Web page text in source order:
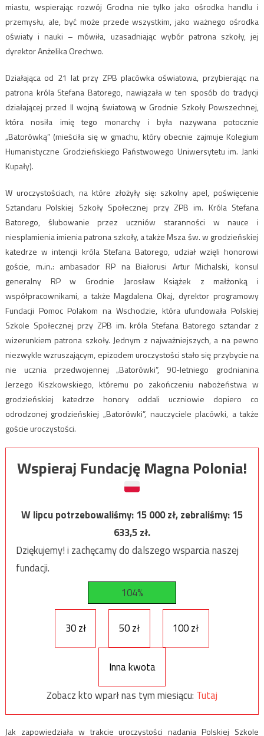
miastu, wspierając rozwój Grodna nie tylko jako ośrodka handlu i
przemysłu, ale, być może przede wszystkim, jako ważnego ośrodka
oświaty i nauki – mówiła, uzasadniając wybór patrona szkoły, jej
dyrektor Anżelika Orechwo.
Działająca od 21 lat przy ZPB placówka oświatowa, przybierając na
patrona króla Stefana Batorego, nawiązała w ten sposób do tradycji
działającej przed II wojną światową w Grodnie Szkoły Powszechnej,
która nosiła imię tego monarchy i była nazywana potocznie
„Batorówką” (mieściła się w gmachu, który obecnie zajmuje Kolegium
Humanistyczne Grodzieńskiego Państwowego Uniwersytetu im. Janki
Kupały).
W uroczystościach, na które złożyły się: szkolny apel, poświęcenie
Sztandaru Polskiej Szkoły Społecznej przy ZPB im. Króla Stefana
Batorego, ślubowanie przez uczniów staranności w nauce i
niesplamienia imienia patrona szkoły, a także Msza św. w grodzieńskiej
katedrze w intencji króla Stefana Batorego, udział wzięli honorowi
goście, m.in.: ambasador RP na Białorusi Artur Michalski, konsul
generalny RP w Grodnie Jarosław Książek z małżonką i
współpracownikami, a także Magdalena Okaj, dyrektor programowy
Fundacji Pomoc Polakom na Wschodzie, która ufundowała Polskiej
Szkole Społecznej przy ZPB im. króla Stefana Batorego sztandar z
wizerunkiem patrona szkoły. Jednym z najważniejszych, a na pewno
niezwykle wzruszającym, epizodem uroczystości stało się przybycie na
nie ucznia przedwojennej „Batorówki”, 90-letniego grodnianina
Jerzego Kiszkowskiego, któremu po zakończeniu nabożeństwa w
grodzieńskiej katedrze honory oddali uczniowie dopiero co
odrodzonej grodzieńskiej „Batorówki”, nauczyciele placówki, a także
goście uroczystości.
Wspieraj Fundację Magna Polonia!
W lipcu potrzebowaliśmy:15 000zł, zebraliśmy:15
633,5zł.
Dziękujemy! i zachęcamy do dalszego wsparcia naszej
fundacji.
104%
30 zł 50 zł 100 zł
Inna kwota
Zobacz kto wparł nas tym miesiącu: Tutaj
Jak zapowiedziała w trakcie uroczystości nadania Polskiej Szkole